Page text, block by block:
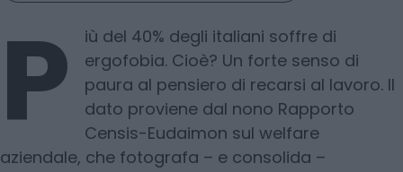
P
iù del 40% degli italiani soffre di
ergofobia. Cioè? Un forte senso di
paura al pensiero di recarsi al lavoro. Il
dato proviene dal nono Rapporto
Censis-Eudaimon sul welfare
aziendale, che fotografa – e consolida –